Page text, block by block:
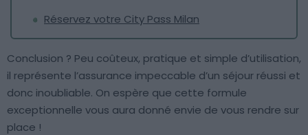
Réservez votre City Pass Milan
Conclusion ? Peu coûteux, pratique et simple d’utilisation,
il représente l’assurance impeccable d’un séjour réussi et
donc inoubliable. On espère que cette formule
exceptionnelle vous aura donné envie de vous rendre sur
place !